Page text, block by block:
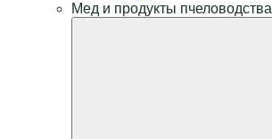
Мед и продукты пчеловодства